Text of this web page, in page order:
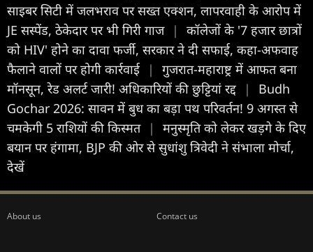
साइबर सिटी में जलभराव पर सख्त एक्शन, लापरवाही के आरोप में
JE सस्पेंड, ठेकेदार पर भी गिरी गाज |
कॉलेजों के '7 हजार छात्रों
को HIV' होने का दावा फर्जी, सरकार ने दी सफाई, कहा-अफवाह
फैलाने वालों पर होगी कार्रवाई
|
गुजरात-महाराष्ट्र में आफत बना
मॉनसून, रेड अलर्ट जारी! अधिकारियों की छुट्टियां रद्द
|
Budh
Gochar 2026: सावन में बुध का बड़ा पथ परिवर्तन! 9 अगस्त से
चमकेगी 5 राशियों की किस्मत |
मनुस्मृत‍ि को लेकर खड़गे के द‍िए
बयान पर हंगामा, BJP की ओर से सुधांशु त्रिवेदी ने संभाला मोर्चा,
देखें
About us Contact us